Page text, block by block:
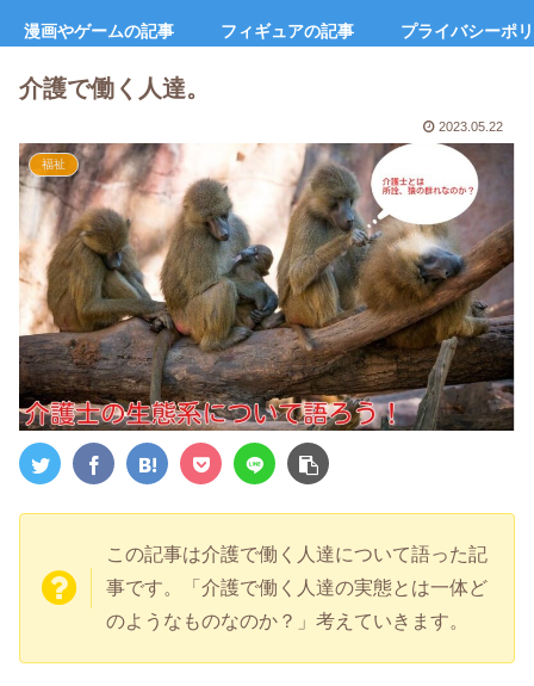
漫画やゲームの記事 フィギュアの記事 プライバシーポ
介護で働く人達。
2023.05.22
福祉
この記事は介護で働く人達について語った記
事です。「介護で働く人達の実態とは一体ど
のようなものなのか？」考えていきます。